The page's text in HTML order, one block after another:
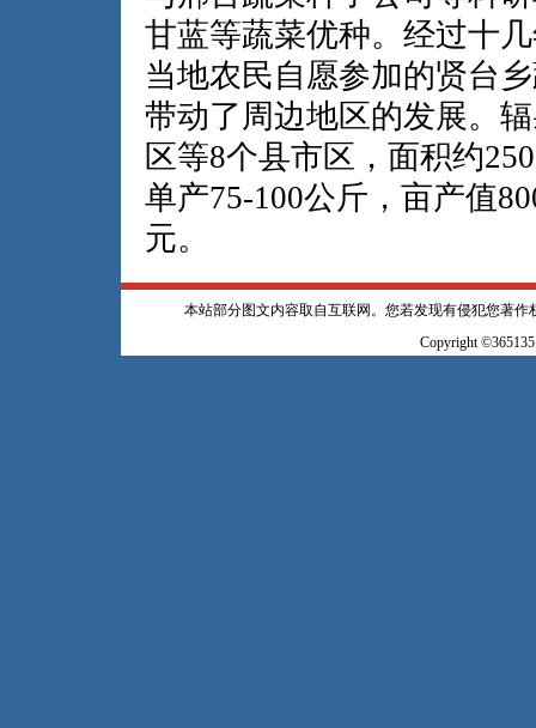
甘蓝等蔬菜优种。经过十
当地农民自愿参加的贤台
带动了周边地区的发展。
区等8个县市区，面积约
单产75-100公斤，亩产值
元。
本站部分图文内容取自互联网。您若发现有侵犯您著
Copyright